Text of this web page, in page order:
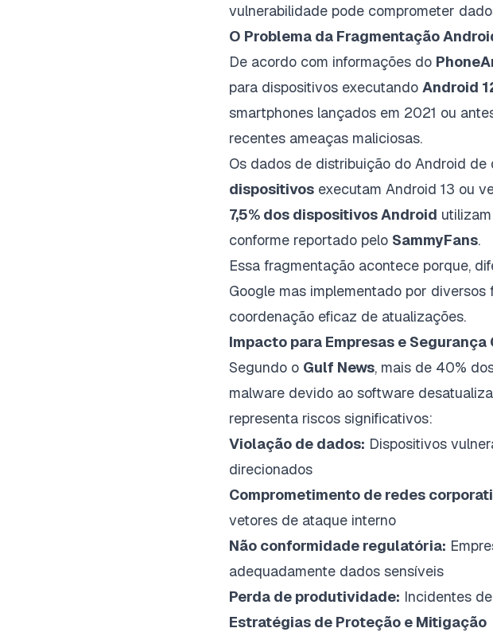
vulnerabilidade pode comprometer
O Problema da Fragmentação
De acordo com informações do
para dispositivos executando Android
smartphones lançados em 2021 ou
recentes ameaças maliciosas.
Os dados de distribuição do Android
dispositivos executam Android 13 ou
7,5% dos dispositivos Android
conforme reportado pelo SammyFans.
Essa fragmentação acontece porque,
Google mas implementado por
coordenação eficaz de atualizações.
Impacto para Empresas e Segurança
Segundo o Gulf News, mais de 40%
malware devido ao software
representa riscos significativos:
Violação de dados: Dispositivos
direcionados
Comprometimento de redes
vetores de ataque interno
Não conformidade regulatória:
adequadamente dados sensíveis
Perda de produtividade: Incidentes
Estratégias de Proteção e Mitigação